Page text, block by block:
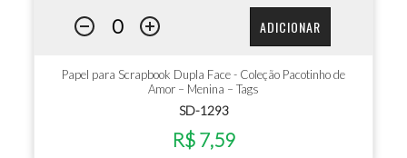
ADICIONAR
Papel para Scrapbook Dupla Face - Coleção Pacotinho de
Amor – Menina – Tags
SD-1293
R$ 7,59